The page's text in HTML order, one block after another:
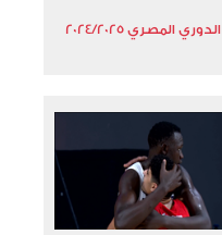
الدوري المصري 2024/2025